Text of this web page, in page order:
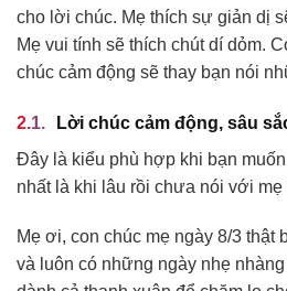
cho lời chúc. Mẹ thích sự giản dị
Mẹ vui tính sẽ thích chút dí dỏm.
chúc cảm động sẽ thay bạn nói
Lời chúc cảm động, sâu
Đây là kiểu phù hợp khi bạn
nhất là khi lâu rồi chưa nói với mẹ
Mẹ ơi, con chúc mẹ ngày 8/3 thật
và luôn có những ngày nhẹ